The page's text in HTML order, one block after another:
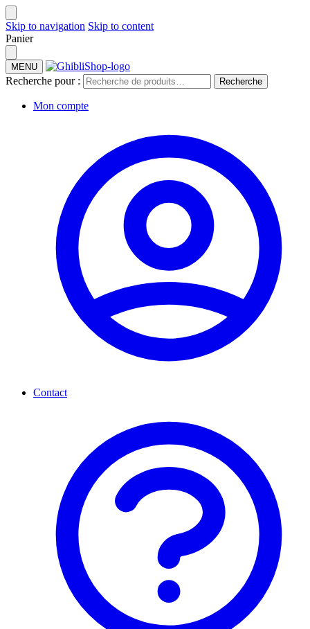
Skip to navigation Skip to content
Panier
MENU
Recherche pour : Recherche
Mon compte
Contact